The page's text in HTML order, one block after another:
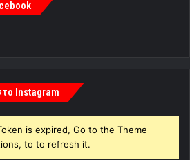
Instagram
is expired, Go to the Theme
to to refresh it.